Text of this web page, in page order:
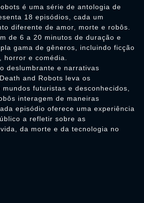
é uma série de antologia de
18 episódios, cada um
diferente de amor, morte e robôs.
de 6 a 20 minutos de duração e
gama de gêneros, incluindo ficção
horror e comédia.
deslumbrante e narrativas
and Robots leva os
futuristas e desconhecidos,
interagem de maneiras
episódio oferece uma experiência
a refletir sobre as
da morte e da tecnologia no